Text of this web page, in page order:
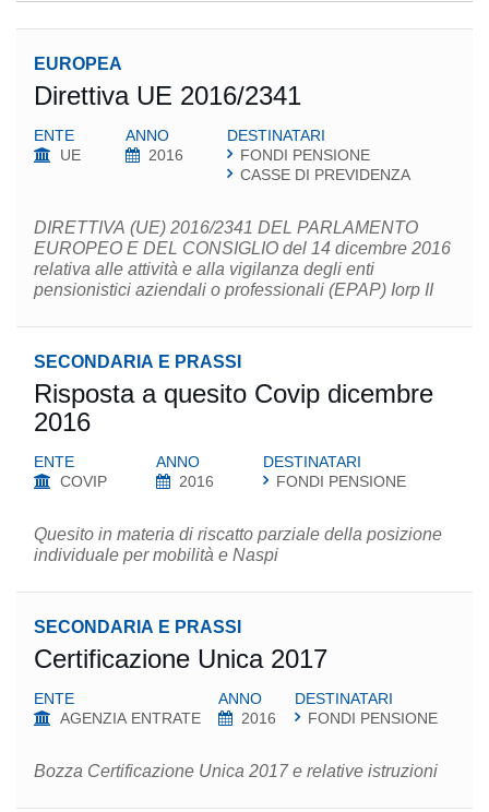
EUROPEA
Direttiva UE 2016/2341
ENTE
UE
ANNO
2016
DESTINATARI
FONDI PENSIONE
CASSE DI PREVIDENZA
DIRETTIVA (UE) 2016/2341 DEL PARLAMENTO
EUROPEO E DEL CONSIGLIO del 14 dicembre 2016
relativa alle attività e alla vigilanza degli enti
pensionistici aziendali o professionali (EPAP) Iorp II
SECONDARIA E PRASSI
Risposta a quesito Covip dicembre
2016
ENTE
COVIP
ANNO
2016
DESTINATARI
FONDI PENSIONE
Quesito in materia di riscatto parziale della posizione
individuale per mobilità e Naspi
SECONDARIA E PRASSI
Certificazione Unica 2017
ENTE
AGENZIA ENTRATE
ANNO
2016
DESTINATARI
FONDI PENSIONE
Bozza Certificazione Unica 2017 e relative istruzioni